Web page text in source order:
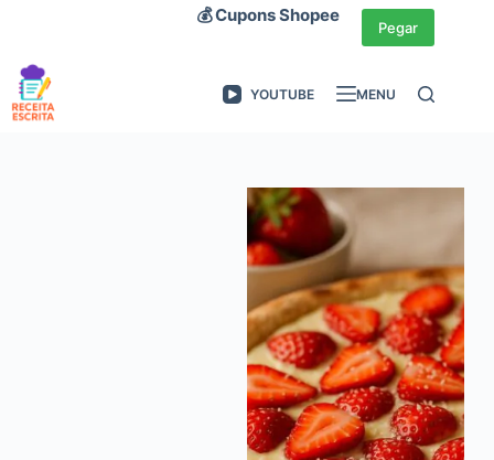
conteúdo
💰 Cupons Shopee
Pegar
YOUTUBE MENU